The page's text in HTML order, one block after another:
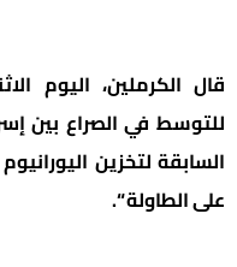
قال الكرملين، اليوم
للتوسط في الصراع بين
السابقة لتخزين
على الطاولة “.